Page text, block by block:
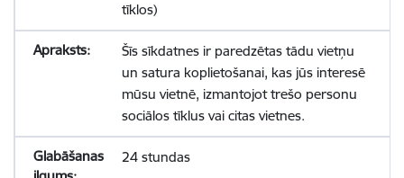
tīklos)
Šīs sīkdatnes ir paredzētas tādu vietņu
un satura koplietošanai, kas jūs interesē
mūsu vietnē, izmantojot trešo personu
sociālos tīklus vai citas vietnes.
24 stundas